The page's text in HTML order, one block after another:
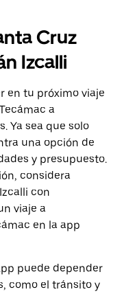
Cruz
Izcalli
en tu próximo viaje
a
Ya sea que solo
una opción de
y presupuesto.
considera
con
viaje a
en la app
puede depender
como el tránsito y